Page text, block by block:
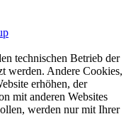
technischen Betrieb der
werden. Andere Cookies,
erhöhen, der
mit anderen Websites
werden nur mit Ihrer